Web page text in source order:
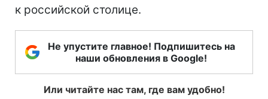
к российской столице.
Не упустите главное! Подпишитесь на
наши обновления в Google!
Или читайте нас там, где вам удобно!